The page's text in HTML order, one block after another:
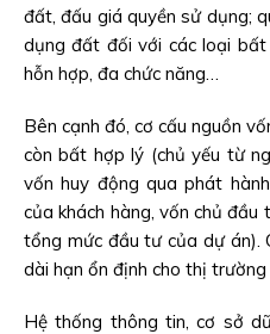
đất, đấu giá quyền sử dụng;
dụng đất đối với các loại
hỗn hợp, đa chức năng…
Bên cạnh đó, cơ cấu nguồn
còn bất hợp lý (chủ yếu từ
vốn huy động qua phát
của khách hàng, vốn chủ đầu
tổng mức đầu tư của dự án).
dài hạn ổn định cho thị
Hệ thống thông tin, cơ sở